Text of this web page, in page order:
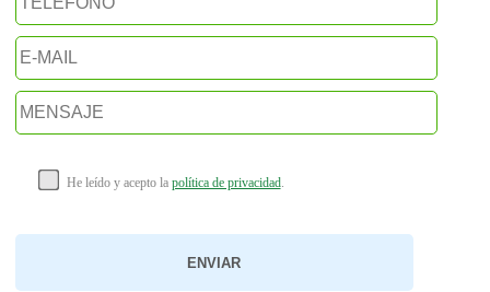
He leído y acepto la política de privacidad.